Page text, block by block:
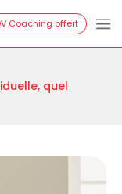
Coaching offert
quel